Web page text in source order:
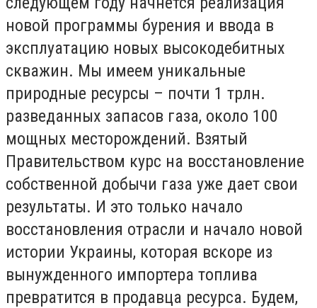
новой программы бурения и ввода в
эксплуатацию новых высокодебитных
скважин. Мы имеем уникальные
природные ресурсы – почти 1 трлн.
разведанных запасов газа, около 100
мощных месторождений. Взятый
Правительством курс на восстановление
собственной добычи газа уже дает свои
результаты. И это только начало
восстановления отрасли и начало новой
истории Украины, которая вскоре из
вынужденного импортера топлива
превратится в продавца ресурса. Будем,